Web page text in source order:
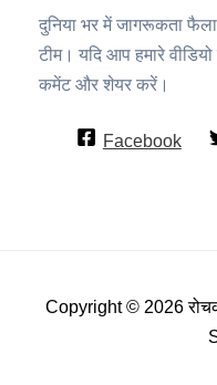
दुनिया भर में जागरूकता
टीम। यदि आप हमारे
कमेंट और शेयर करें।
Facebook
Copyright © 2026